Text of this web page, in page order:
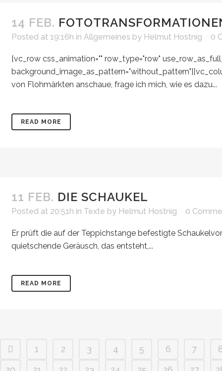
14 FEB.
Posted at 19:16h in Allgemeines by Helmut Hostnig 0
[vc_row css_animation="" row_type="row"
von Flohmärkten anschaue, frage ich mich, wie es dazu...
READ MORE
11 FEB. DIE SCHAUKEL
Posted at 20:51h in Texte by Helmut Hostnig 0
Er prüft die auf der Teppichstange befestigte
quietschende Geräusch, das entsteht,...
READ MORE
1 2 3 4 5 6 7